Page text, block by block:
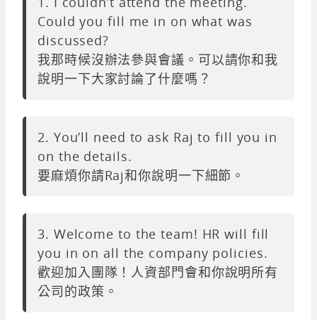
Could you fill me in on what was
discussed?
我那時候沒辦法參與會議。可以請你和我
說明一下大家討論了什麼嗎？
2. You’ll need to ask Raj to fill you in
on the details.
要麻煩你請Raj和你說明一下細節。
3. Welcome to the team! HR will fill
you in on all the company policies.
歡迎加入團隊！人資部門會和你說明所有
公司的政策。